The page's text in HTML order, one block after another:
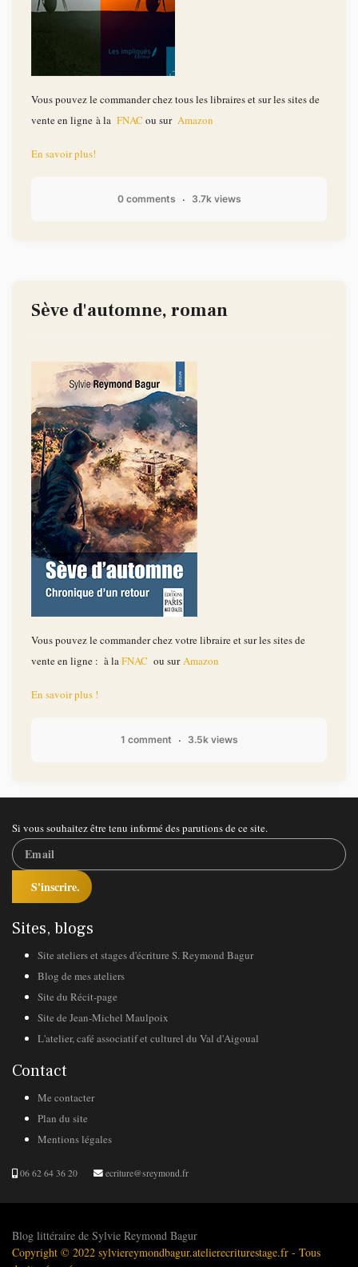
Vous pouvez le commander chez tous les libraires et sur les sites de
vente en ligne à la FNAC ou sur Amazon
En savoir plus!
0 comments 3.7k views
Sève d'automne, roman
Vous pouvez le commander chez votre libraire et sur les sites de
vente en ligne : à laFNAC ou surAmazon
En savoir plus !
1 comment 3.5k views
Si vous souhaitez être tenu informé des parutions de ce site.
S'inscrire.
Sites, blogs
Site ateliers et stages d'écriture S. Reymond Bagur
Blog de mes ateliers
Site du Récit-page
Site de Jean-Michel Maulpoix
L'atelier, café associatif et culturel du Val d'Aigoual
Contact
Me contacter
Plan du site
Mentions légales
06 62 64 36 20 ecriture@sreymond.fr
Blog littéraire de Sylvie Reymond Bagur
Copyright © 2022 sylviereymondbagur.atelierecriturestage.fr - Tous